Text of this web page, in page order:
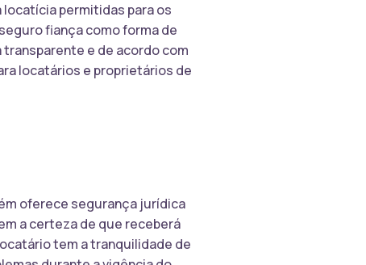
permitidas para os
fiança como forma de
e de acordo com
locatários e proprietários de
oferece segurança jurídica
a certeza de que receberá
tem a tranquilidade de